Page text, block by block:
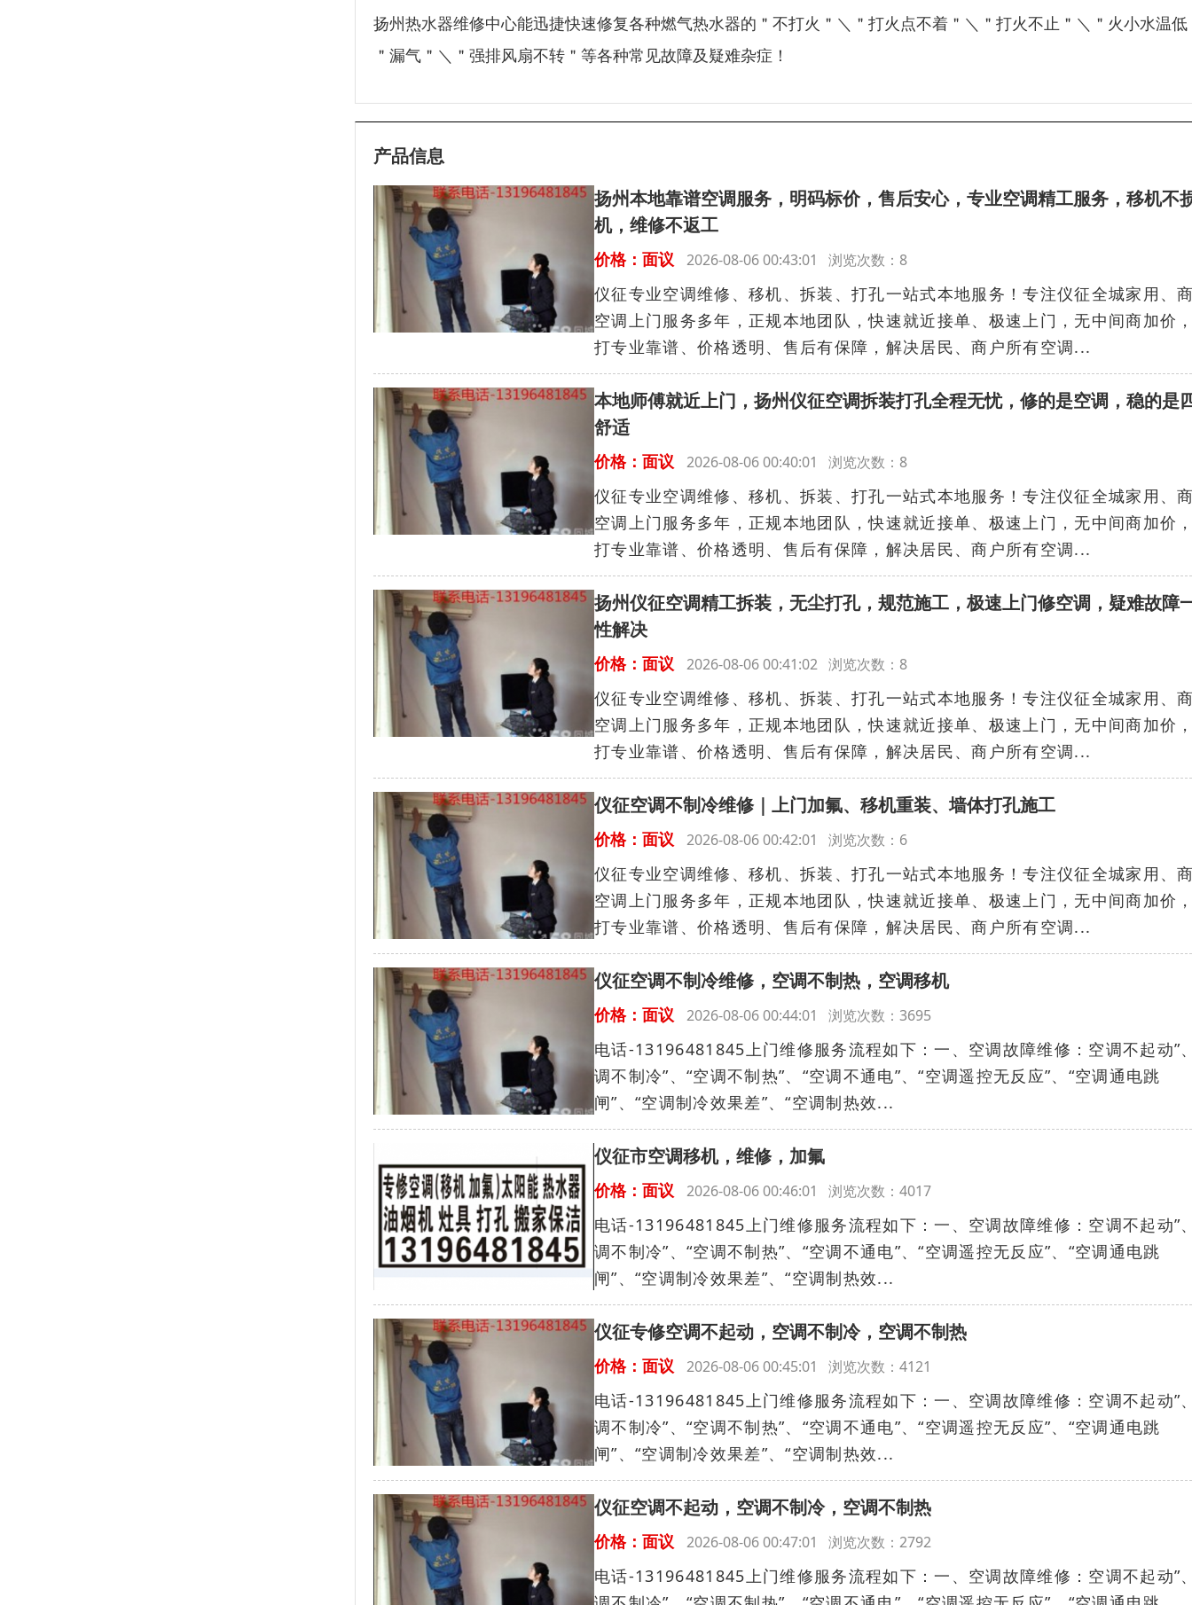
扬州热水器维修中心能迅捷快速修复各种燃气热水器的＂不打火＂＼＂打火点不着＂＼＂打火不止＂＼＂火小水温低
＂漏气＂＼＂强排风扇不转＂等各种常见故障及疑难杂症！
产品信息
扬州本地靠谱空调服务，明码标价，售后安心，专业空调精工服务，移机不
机，维修不返工
价格：面议 2026-08-06 00:43:01 浏览次数：8
仪征专业空调维修、移机、拆装、打孔一站式本地服务！专注仪征全城家用、
空调上门服务多年，正规本地团队，快速就近接单、极速上门，无中间商加价
打专业靠谱、价格透明、售后有保障，解决居民、商户所有空调...
本地师傅就近上门，扬州仪征空调拆装打孔全程无忧，修的是空调，稳的是
舒适
价格：面议 2026-08-06 00:40:01 浏览次数：8
仪征专业空调维修、移机、拆装、打孔一站式本地服务！专注仪征全城家用、
空调上门服务多年，正规本地团队，快速就近接单、极速上门，无中间商加价
打专业靠谱、价格透明、售后有保障，解决居民、商户所有空调...
扬州仪征空调精工拆装，无尘打孔，规范施工，极速上门修空调，疑难故障
性解决
价格：面议 2026-08-06 00:41:02 浏览次数：8
仪征专业空调维修、移机、拆装、打孔一站式本地服务！专注仪征全城家用、
空调上门服务多年，正规本地团队，快速就近接单、极速上门，无中间商加价
打专业靠谱、价格透明、售后有保障，解决居民、商户所有空调...
仪征空调不制冷维修｜上门加氟、移机重装、墙体打孔施工
价格：面议 2026-08-06 00:42:01 浏览次数：6
仪征专业空调维修、移机、拆装、打孔一站式本地服务！专注仪征全城家用、
空调上门服务多年，正规本地团队，快速就近接单、极速上门，无中间商加价
打专业靠谱、价格透明、售后有保障，解决居民、商户所有空调...
仪征空调不制冷维修，空调不制热，空调移机
价格：面议 2026-08-06 00:44:01 浏览次数：3695
电话-13196481845上门维修服务流程如下：一、空调故障维修：空调不起动”
调不制冷”、“空调不制热”、“空调不通电”、“空调遥控无反应”、“空调通电跳
闸”、“空调制冷效果差”、“空调制热效...
仪征市空调移机，维修，加氟
价格：面议 2026-08-06 00:46:01 浏览次数：4017
电话-13196481845上门维修服务流程如下：一、空调故障维修：空调不起动”
调不制冷”、“空调不制热”、“空调不通电”、“空调遥控无反应”、“空调通电跳
闸”、“空调制冷效果差”、“空调制热效...
仪征专修空调不起动，空调不制冷，空调不制热
价格：面议 2026-08-06 00:45:01 浏览次数：4121
电话-13196481845上门维修服务流程如下：一、空调故障维修：空调不起动”
调不制冷”、“空调不制热”、“空调不通电”、“空调遥控无反应”、“空调通电跳
闸”、“空调制冷效果差”、“空调制热效...
仪征空调不起动，空调不制冷，空调不制热
价格：面议 2026-08-06 00:47:01 浏览次数：2792
电话-13196481845上门维修服务流程如下：一、空调故障维修：空调不起动”